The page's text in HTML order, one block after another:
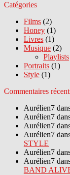
Catégories
Films (2)
Honey (1)
Livres (1)
Musique (2)
Playlists
Portraits (1)
Style (1)
Commentaires
Aurélien7
Aurélien7
Aurélien7
Aurélien7
STYLE
Aurélien7
Aurélien7
BAND